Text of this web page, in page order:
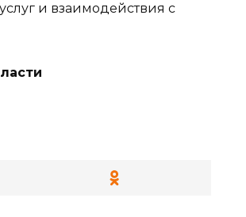
и взаимодействия с